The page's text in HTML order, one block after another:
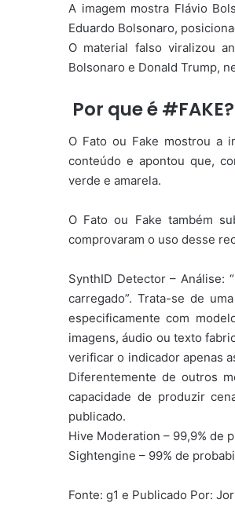
A imagem mostra Flávio
Eduardo Bolsonaro,
O material falso viralizou
Bolsonaro e Donald Trump,
Por que é #FAKE?
O Fato ou Fake mostrou a
conteúdo e apontou que,
verde e amarela.
O Fato ou Fake também
comprovaram o uso desse
SynthID Detector – Análise:
carregado”. Trata-se de
especificamente com
imagens, áudio ou texto
verificar o indicador apenas
Diferentemente de outros
capacidade de produzir
publicado.
Hive Moderation – 99,9% de
Sightengine – 99% de
Fonte: g1 e Publicado Por: